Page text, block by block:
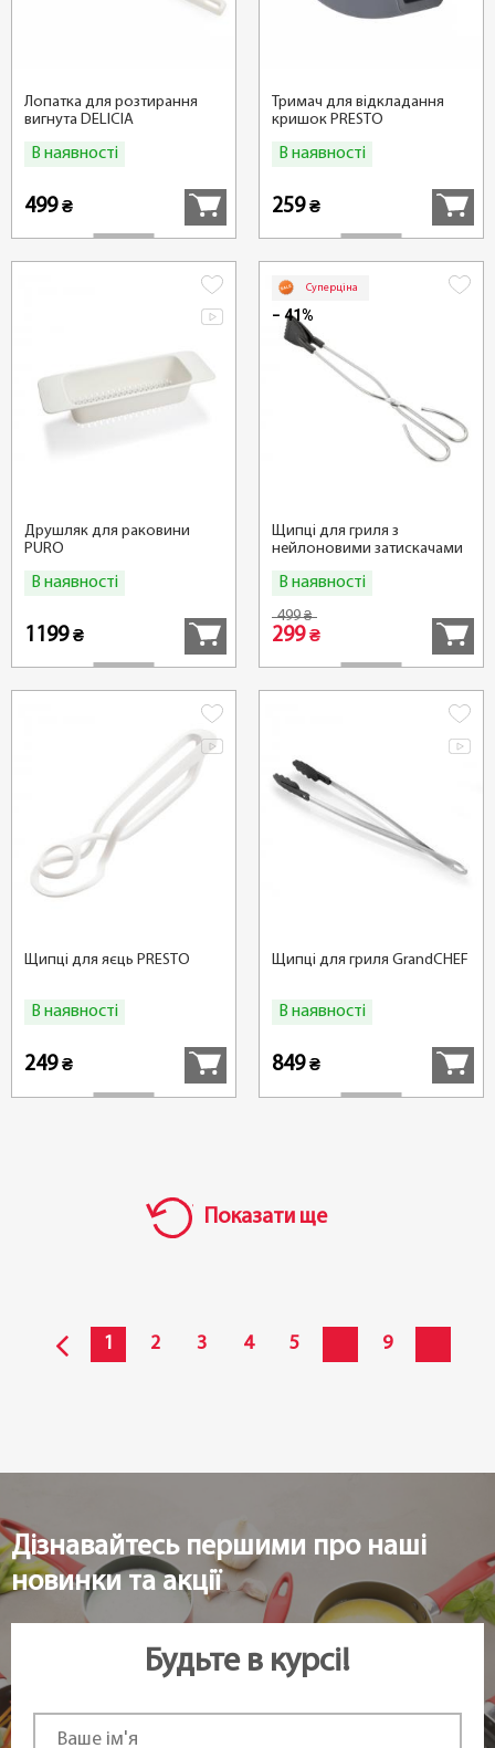
Лопатка для розтирання
вигнута DELICIA
В наявності
499₴
Тримач для відкладання
кришок PRESTO
В наявності
259₴
Друшляк для раковини
PURO
В наявності
1199₴
Суперціна
− 41%
Щипці для гриля з
нейлоновими затискачами
В наявності
499₴
299₴
Щипці для яєць PRESTO
В наявності
249₴
Щипці для гриля GrandCHEF
В наявності
849₴
Показати ще
1 2 3 4 5 9
Дізнавайтесь першими про наші
новинки та акції
Будьте в курсі!